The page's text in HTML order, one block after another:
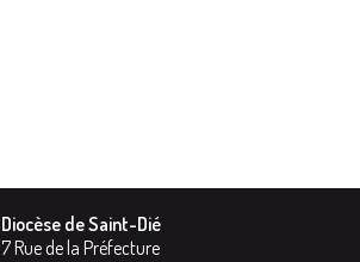
Diocèse de Saint-Dié
7 Rue de la Préfecture